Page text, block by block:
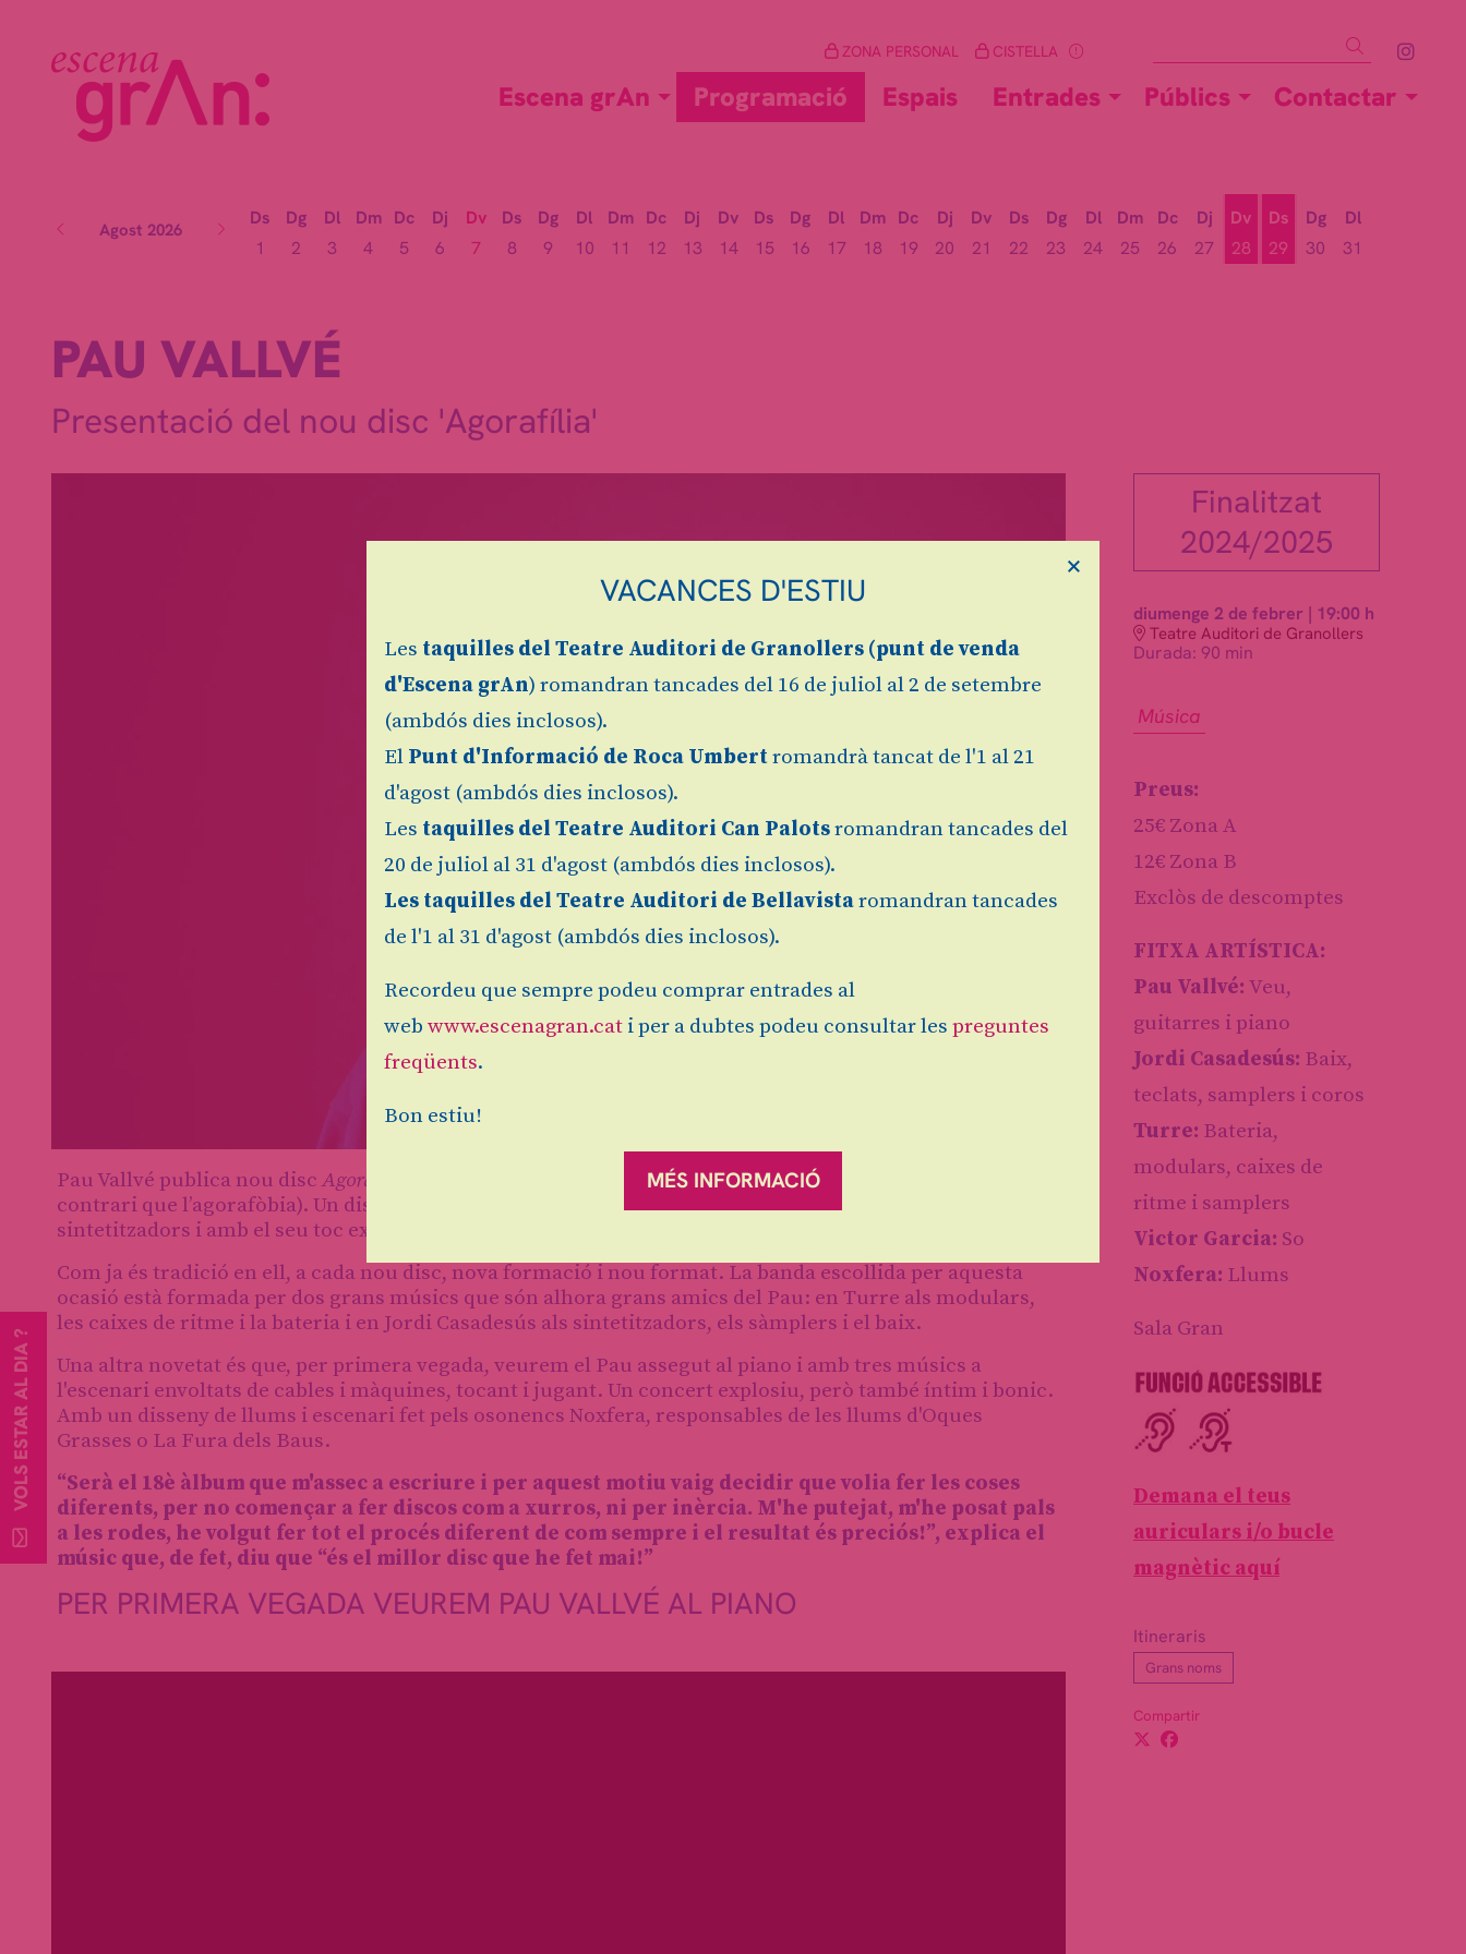
VOLS ESTAR AL DIA ?
Link
Cercar
ZONA PERSONAL CISTELLA
Escena grAn Programació Espais Entrades Públics Contactar
Agost 2026
Ds
1
Dg
2
Dl
3
Dm
4
Dc
5
Dj
6
Dv
7
Ds
8
Dg
9
Dl
10
Dm
11
Dc
12
Dj
13
Dv
14
Ds
15
Dg
16
Dl
17
Dm
18
Dc
19
Dj
20
Dv
21
Ds
22
Dg
23
Dl
24
Dm
25
Dc
26
Dj
27
Dv
28
Ds
29
Dg
30
Dl
31
PAU VALLVÉ
Presentació del nou disc 'Agorafília'
Finalitzat
2024/2025
diumenge 2 de febrer | 19:00 h
Teatre Auditori de Granollers
Durada: 90 min
Música
Preus:
25€ Zona A
12€ Zona B
Exclòs de descomptes
FITXA ARTÍSTICA:
Pau Vallvé: Veu,
guitarres i piano
Jordi Casadesús: Baix,
teclats, samplers i coros
Turre: Bateria,
modulars, caixes de
ritme i samplers
Victor Garcia: So
Noxfera: Llums
Sala Gran
Demana el teus
auriculars i/o bucle
magnètic aquí
Itineraris
Grans noms
Compartir
Pau Vallvé publica nou disc Agorafília
(passió per sortir cap enfora, sigui d’un lloc o d’un mateix. Tot el
contrari que l’agorafòbia). Un disc que mescla el seu vessant més íntim i acústic amb l'electrònica de
sintetitzadors i amb el seu toc explosiu de banda de rock.
Com ja és tradició en ell, a cada nou disc, nova formació i nou format. La banda escollida per aquesta
ocasió està formada per dos grans músics que són alhora grans amics del Pau: en Turre als modulars,
les caixes de ritme i la bateria i en Jordi Casadesús als sintetitzadors, els sàmplers i el baix.
Una altra novetat és que, per primera vegada, veurem el Pau assegut al piano i amb tres músics a
l'escenari envoltats de cables i màquines, tocant i jugant. Un concert explosiu, però també íntim i bonic.
Amb un disseny de llums i escenari fet pels osonencs Noxfera, responsables de les llums d'Oques
Grasses o La Fura dels Baus.
“Serà el 18è àlbum que m'assec a escriure i per aquest motiu vaig decidir que volia fer les coses
diferents, per no començar a fer discos com a xurros, ni per inèrcia. M'he putejat, m'he posat pals
a les rodes, he volgut fer tot el procés diferent de com sempre i el resultat és preciós!”, explica el
músic que, de fet, diu que “és el millor disc que he fet mai!”
PER PRIMERA VEGADA VEUREM PAU VALLVÉ AL PIANO
VACANCES D'ESTIU
Les taquilles del Teatre Auditori de Granollers (punt de venda
d'Escena grAn) romandran tancades del 16 de juliol al 2 de setembre
(ambdós dies inclosos).
El Punt d'Informació de Roca Umbertromandrà tancat de l'1 al 21
d'agost (ambdós dies inclosos).
Les taquilles del Teatre Auditori Can Palotsromandran tancades del
20 de juliol al 31 d'agost (ambdós dies inclosos).
Les taquilles del Teatre Auditori de Bellavistaromandran tancades
de l'1 al 31 d'agost (ambdós dies inclosos).
Recordeu que sempre podeu comprar entrades al
web www.escenagran.cat i per a dubtes podeu consultar les preguntes
freqüents.
Bon estiu!
MÉS INFORMACIÓ
×